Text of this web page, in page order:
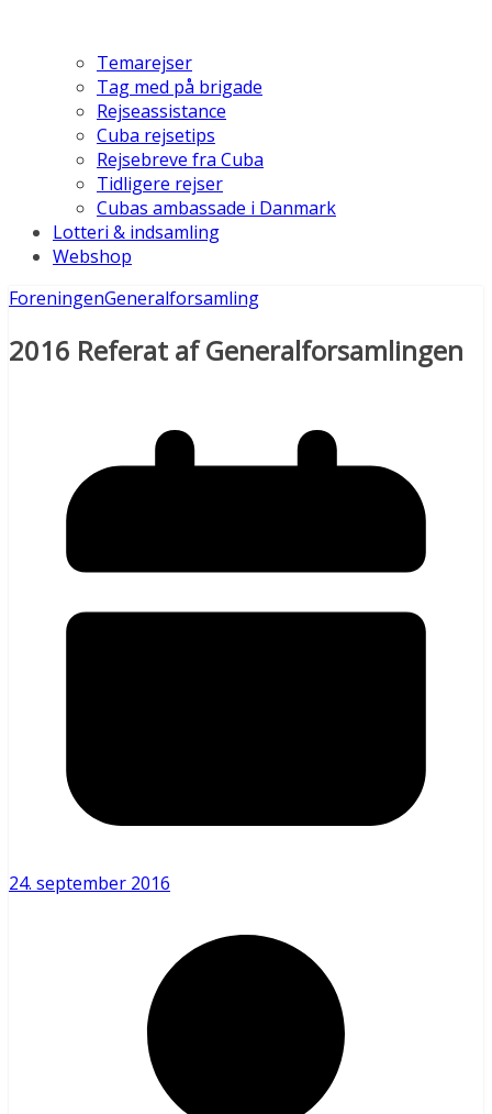
Temarejser
Tag med på brigade
Rejseassistance
Cuba rejsetips
Rejsebreve fra Cuba
Tidligere rejser
Cubas ambassade i Danmark
Lotteri & indsamling
Webshop
ForeningenGeneralforsamling
2016 Referat af Generalforsamlingen
24. september 2016